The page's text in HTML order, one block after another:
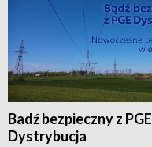
Badź bezpieczny z PGE
Dystrybucja